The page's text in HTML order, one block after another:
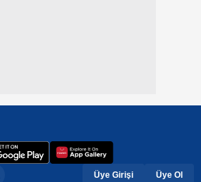
Üye Girişi Üye Ol